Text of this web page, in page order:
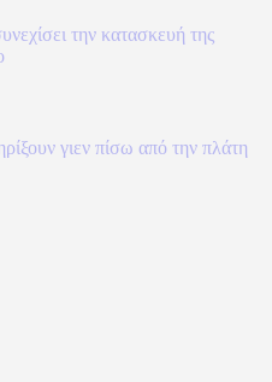
την κατασκευή της
γιεν πίσω από την πλάτη